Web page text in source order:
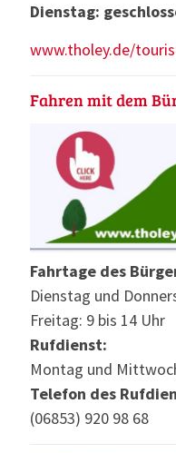
Dienstag:
www.tholey.de/
Fahren mit dem
Fahrtage des
Dienstag und
Freitag: 9 bis 14 Uhr
Rufdienst:
Montag und
Telefon des
(06853) 920 98 68